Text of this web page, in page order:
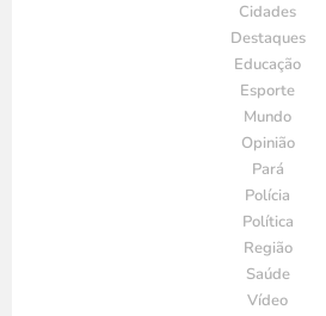
Cidades
Destaques
Educação
Esporte
Mundo
Opinião
Pará
Polícia
Política
Região
Saúde
Vídeo